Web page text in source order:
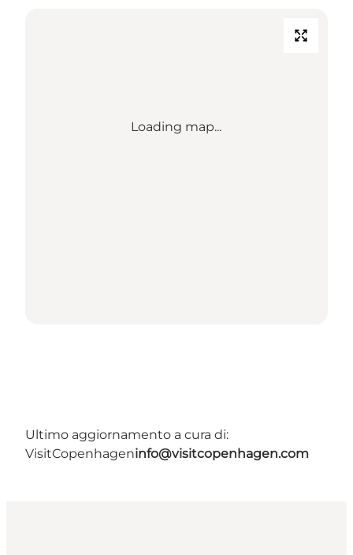
Loading map...
Ultimo aggiornamento a cura di:
VisitCopenhageninfo@visitcopenhagen.com